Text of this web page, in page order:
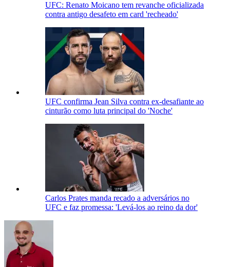
UFC: Renato Moicano tem revanche oficializada
contra antigo desafeto em card 'recheado'
UFC confirma Jean Silva contra ex-desafiante ao
cinturão como luta principal do 'Noche'
Carlos Prates manda recado a adversários no
UFC e faz promessa: 'Levá-los ao reino da dor'